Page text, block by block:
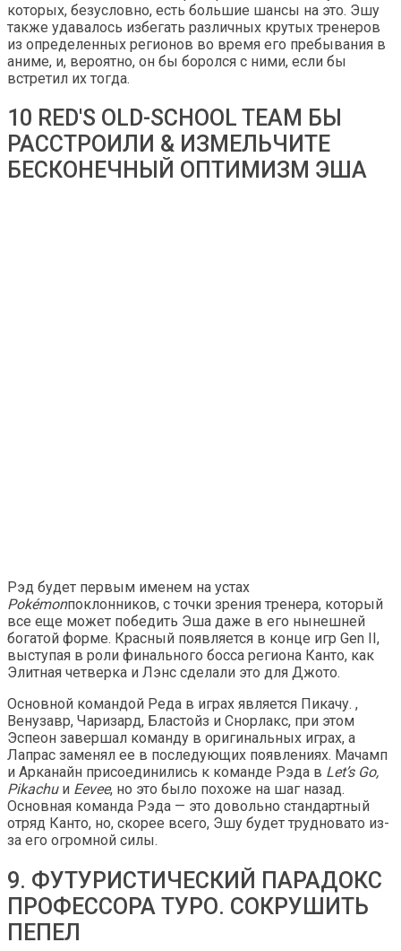
которых, безусловно, есть большие шансы на это. Эшу
также удавалось избегать различных крутых тренеров
из определенных регионов во время его пребывания в
аниме, и, вероятно, он бы боролся с ними, если бы
встретил их тогда.
10 RED'S OLD-SCHOOL TEAM БЫ
РАССТРОИЛИ & ИЗМЕЛЬЧИТЕ
БЕСКОНЕЧНЫЙ ОПТИМИЗМ ЭША
Рэд будет первым именем на устах
Pokémonпоклонников, с точки зрения тренера, который
все еще может победить Эша даже в его нынешней
богатой форме. Красный появляется в конце игр Gen II,
выступая в роли финального босса региона Канто, как
Элитная четверка и Лэнс сделали это для Джото.
Основной командой Реда в играх является Пикачу. ,
Венузавр, Чаризард, Бластойз и Снорлакс, при этом
Эспеон завершал команду в оригинальных играх, а
Лапрас заменял ее в последующих появлениях. Мачамп
и Арканайн присоединились к команде Рэда в Let’s Go,
Pikachuи Eevee, но это было похоже на шаг назад.
Основная команда Рэда — это довольно стандартный
отряд Канто, но, скорее всего, Эшу будет трудновато из-
за его огромной силы.
9. ФУТУРИСТИЧЕСКИЙ ПАРАДОКС
ПРОФЕССОРА ТУРО. СОКРУШИТЬ
ПЕПЕЛ